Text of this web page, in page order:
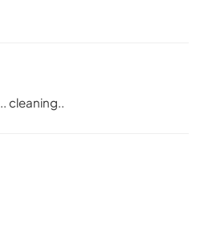
cleaning..